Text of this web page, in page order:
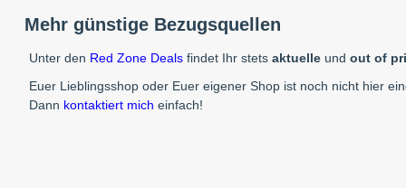
Mehr günstige Bezugsquellen
Unter den Red Zone Dealsfindet Ihr stets aktuelleund out of
Euer Lieblingsshop oder Euer eigener Shop ist noch nicht hier
Dann kontaktiert mich einfach!